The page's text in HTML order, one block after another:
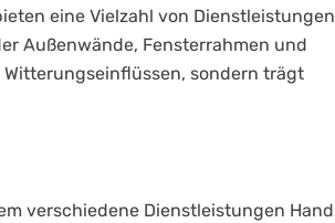
eine Vielzahl von Dienstleistungen
Außenwände, Fensterrahmen und
sondern trägt
verschiedene Dienstleistungen Hand